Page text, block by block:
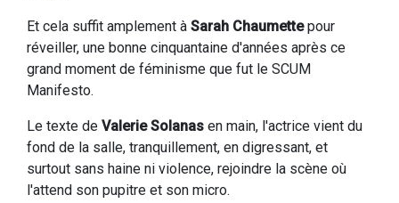
Et cela suffit amplement à Sarah Chaumettepour
réveiller, une bonne cinquantaine d'années après ce
grand moment de féminisme que fut le SCUM
Manifesto.
Le texte de Valerie Solanas en main, l'actrice vient du
fond de la salle, tranquillement, en digressant, et
surtout sans haine ni violence, rejoindre la scène où
l'attend son pupitre et son micro.